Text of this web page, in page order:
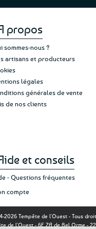
propos
sommes-nous ?
artisans et producteurs
légales
générales de vente
de nos clients
et conseils
- Questions fréquentes
compte
2026 Tempête de l'Ouest - Tous
de l'Ouest - 6E ZA de Bel Orme -